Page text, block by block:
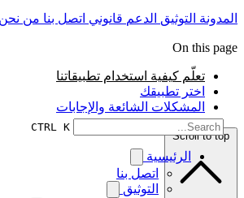
المدونة التوثيق الدعم قانوني اتصل بنا من نحن
CTRL K
الرئيسية
اتصل بنا
التوثيق
On this page
تعلّم كيفية استخدام تطبيقاتنا
اختر تطبيقك
المشكلات الشائعة والإجابات
Scroll to top